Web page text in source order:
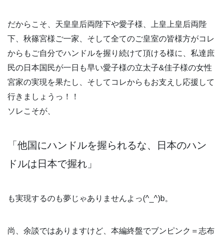
だからこそ、天皇皇后両陛下や愛子様、上皇上皇后両陛
下、秋篠宮様ご一家、そして全てのご皇室の皆様方がコレ
からもご自分でハンドルを握り続けて頂ける様に、私達庶
民の日本国民が一日も早い愛子様の立太子&佳子様の女性
宮家の実現を果たし、そしてコレからもお支えし応援して
行きましょうっ！！
ソレこそが、
「他国にハンドルを握られるな、日本のハン
ドルは日本で握れ」
も実現するのも夢じゃありませんよっ(^_^)b。
尚、余談ではありますけど、本編終盤でブンピンク＝志布